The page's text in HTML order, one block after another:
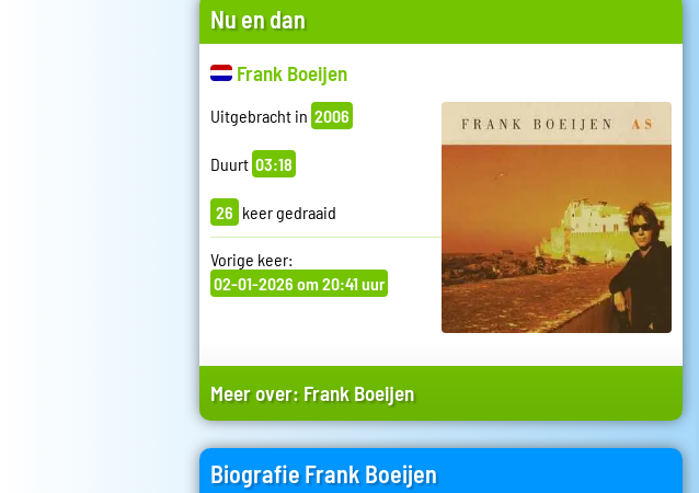
Nu en dan
Frank Boeijen
Uitgebracht in 2006
Duurt 03:18
26 keer gedraaid
Vorige keer:
02-01-2026 om 20:41 uur
Meer over: Frank Boeijen
Biografie Frank Boeijen